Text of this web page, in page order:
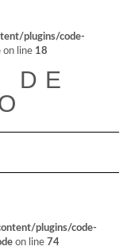
plugins/code-
on line 18
DE
de navegación
plugins/code-
on line 74